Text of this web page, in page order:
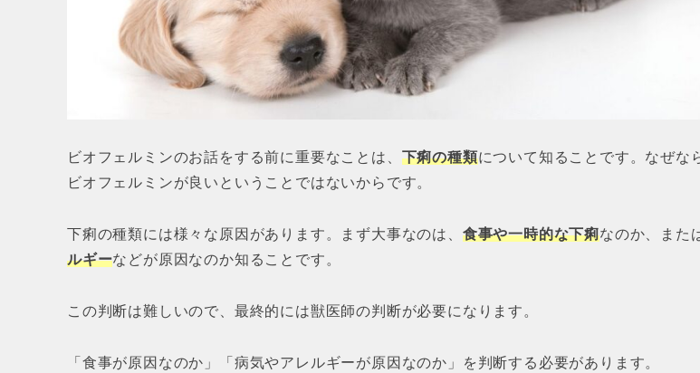
ビオフェルミンのお話をする前に重要なことは、 下痢の種類について知ることです。なぜな
ビオフェルミンが良いということではないからです。
下痢の種類には様々な原因があります。まず大事なのは、 食事や一時的な下痢なのか、また
ルギーなどが原因なのか知ることです。
この判断は難しいので、最終的には獣医師の判断が必要になります。
「食事が原因なのか」「病気やアレルギーが原因なのか」を判断する必要があります。